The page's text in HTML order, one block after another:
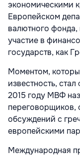
экономическими
Европейском
валютного
участие в
государств, как
Моментом,
известность,
2015 году МВФ
переговорщиков,
обсуждений с
европейскими
Международная